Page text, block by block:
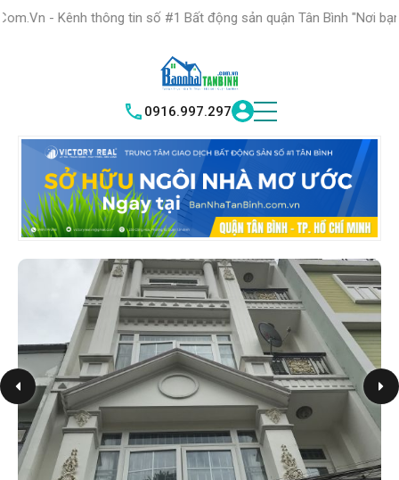
tin số #1 Bất động sản quận Tân Bình "Nơi bạn tìm kiếm
0916.997.297
HỆ THỐNG TRUNG
TÂM GIAO DỊCH BĐS TỐT NHẤT QUẬN
TÂN BÌNHVICTORY REAL T |